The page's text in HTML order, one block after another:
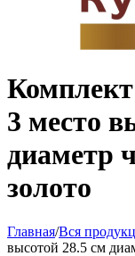
3 место
диаметр
золото
Главная/Вся
высотой 28.5 см